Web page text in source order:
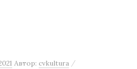
Автор: cvkultura /